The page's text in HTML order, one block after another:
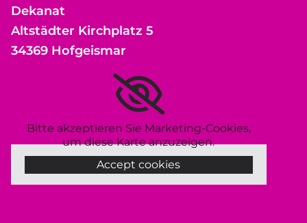
Dekanat
Altstädter Kirchplatz 5
34369 Hofgeismar
Bitte akzeptieren Sie Marketing-Cookies,
um diese Karte anzuzeigen.
Accept cookies